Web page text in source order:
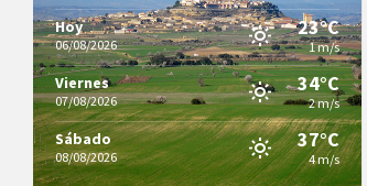
Hoy
06/08/2026
23°C
1 m/s
Viernes
07/08/2026
34°C
2 m/s
Sábado
08/08/2026
37°C
4 m/s